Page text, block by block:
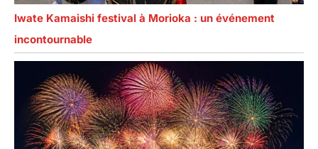
Iwate Kamaishi festival à Morioka : un événement
incontournable